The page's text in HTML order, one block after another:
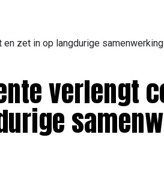
en zet in op langdurige
verlengt